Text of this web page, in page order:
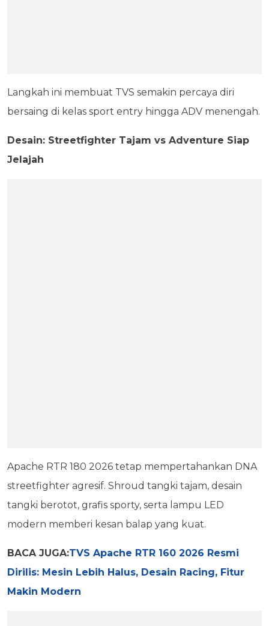
Langkah ini membuat TVS semakin percaya diri
bersaing di kelas sport entry hingga ADV menengah.
Desain: Streetfighter Tajam vs Adventure Siap
Jelajah
Apache RTR 180 2026 tetap mempertahankan DNA
streetfighter agresif. Shroud tangki tajam, desain
tangki berotot, grafis sporty, serta lampu LED
modern memberi kesan balap yang kuat.
BACA JUGA:TVS Apache RTR 160 2026 Resmi
Dirilis: Mesin Lebih Halus, Desain Racing, Fitur
Makin Modern